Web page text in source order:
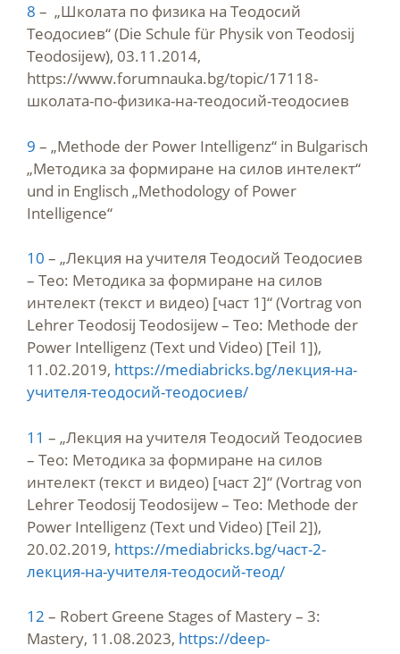
8 – „Школата по физика на Теодосий
Теодосиев“ (Die Schule für Physik von Teodosij
Teodosijew), 03.11.2014,
https://www.forumnauka.bg/topic/17118-
школата-по-физика-на-теодосий-теодосиев
9 – „Methode der Power Intelligenz“ in Bulgarisch
„Методика за формиране на силов интелект“
und in Englisch „Methodology of Power
Intelligence“
10 – „Лекция на учителя Теодосий Теодосиев
– Тео: Методика за формиране на силов
интелект (текст и видео) [част 1]“ (Vortrag von
Lehrer Teodosij Teodosijew – Teo: Methode der
Power Intelligenz (Text und Video) [Teil 1]),
11.02.2019, https://mediabricks.bg/лекция-на-
учителя-теодосий-теодосиев/
11 – „Лекция на учителя Теодосий Теодосиев
– Тео: Методика за формиране на силов
интелект (текст и видео) [част 2]“ (Vortrag von
Lehrer Teodosij Teodosijew – Teo: Methode der
Power Intelligenz (Text und Video) [Teil 2]),
20.02.2019, https://mediabricks.bg/част-2-
лекция-на-учителя-теодосий-теод/
12 – Robert Greene Stages of Mastery – 3:
Mastery, 11.08.2023, https://deep-